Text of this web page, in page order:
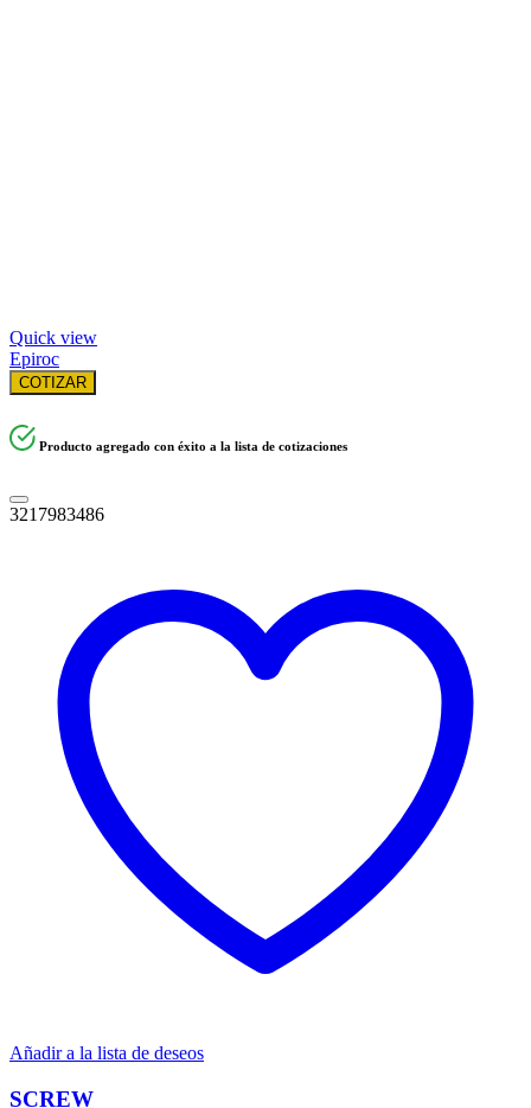
Quick view
Epiroc
COTIZAR
Producto agregado con éxito a la lista de cotizaciones
3217983486
Añadir a la lista de deseos
SCREW